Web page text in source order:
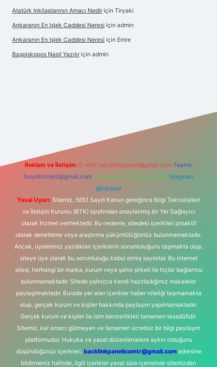
Atatürk Inkilaplarının Amacı Nedir için Tiryaki
Ankaranın En Işlek Caddesi Neresi için admin
Ankaranın En Işlek Caddesi Neresi için Emre
Başpiskopos Nasil Yazılır için admin
Reklam ve İletişim: E-mail: backlinkpaneli@gmail.com Teams:
forumhizmeti@gmail.com Whatsapp: 0262 606 0 726 Telegram:
@karabul
Yasal Uyarı: Sitemiz, 5651 Sayılı Kanun gereğince Bilgi Teknolojileri
ve İletişim Kurumu (BTK) tarafından onaylanmış bir Yer Sağlayıcı
olarak hizmet vermektedir. Bu nedenle, sitedeki içerikleri proaktif
olarak denetleme veya araştırma yükümlülüğümüz bulunmamaktadır.
Ancak, üyelerimiz yazdıkları içeriklerin sorumluluğunu taşımakta olup,
siteye üye olarak bu sorumluluğu kabul etmiş sayılırlar. Bu internet
sitesi, herhangi bir marka, kurum veya şahıs şirketi ile hiçbir bağlantısı
bulunmamaktadır. Sitede yalnızca kendi hazırladığımız makaleler
paylaşılmaktadır. Burada yer alan içerikler haber niteliği taşımamakta
olup, gerçek kurum ve kişiler hakkında paylaşım yapılmamaktadır.
Gerçek kurum ve kişiler ile isim benzerlikleri tamamen tesadüfidir.
Sitemiz, kar amacı gütmeyen ve tamamen ücretsiz bir bilgi paylaşım
platformudur. Hukuka ve yasal düzenlemelere aykırı olduğunu
düşündüğünüz içerikleri, backlinkpanelicomtr@gmail.comadresine
bildirmeniz halinde, ilgili içerikler yasal süre içerisinde sitemizden